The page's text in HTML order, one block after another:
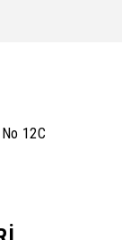
12C